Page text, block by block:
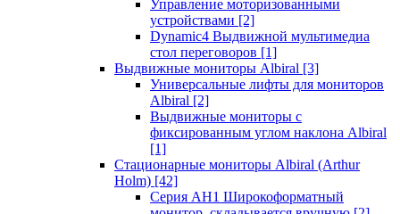
Управление моторизованными
устройствами [2]
Dynamic4 Выдвижной мультимедиа
стол переговоров [1]
Выдвижные мониторы Albiral [3]
Универсальные лифты для мониторов
Albiral [2]
Выдвижные мониторы с
фиксированным углом наклона Albiral
[1]
Стационарные мониторы Albiral (Arthur
Holm) [42]
Серия AH1 Широкоформатный